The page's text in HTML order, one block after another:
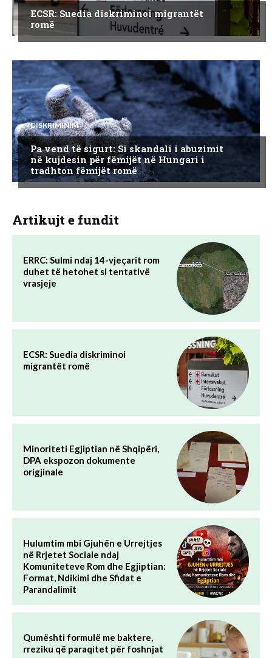
ECSR: Suedia diskriminoi migrantët
romë
DISKRIMINIM
Pa vend të sigurt: Si skandali i abuzimit
në kujdesin për fëmijët në Hungari i
tradhton fëmijët romë
Artikujt e fundit
ERRC: Sulmi ndaj 14-vjeçarit rom
duhet të hetohet si tentativë
vrasjeje
ECSR: Suedia diskriminoi
migrantët romë
Minoriteti Egjiptian në Shqipëri,
DPA ekspozon dokumente
origjinale
Hulumtim mbi Gjuhën e Urrejtjes
në Rrjetet Sociale ndaj
Komuniteteve Rom dhe Egjiptian:
Format, Ndikimi dhe Sfidat e
Parandalimit
Qumështi formulë me baktere,
rreziku që paraqitet për foshnjat